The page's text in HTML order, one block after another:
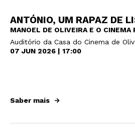
ANTÓNIO, UM RAPAZ DE
MANOEL DE OLIVEIRA E O CINEMA
Auditório da Casa do Cinema de
07 JUN 2026 | 17:00
Saber mais